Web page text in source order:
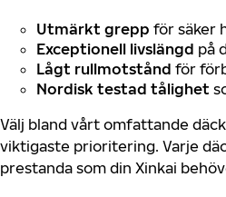
Utmärkt grepp för säker
Exceptionell livslängd på
Lågt rullmotstånd för
Nordisk testad tålighet
Välj bland vårt omfattande
viktigaste prioritering. Varje
prestanda som din Xinkai